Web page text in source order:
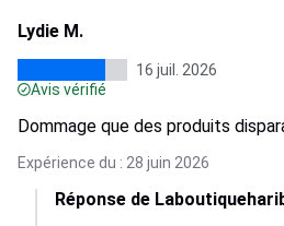
Lydie M.
16 juil. 2026
Avis vérifié
Dommage que des produits
Expérience du : 28 juin 2026
Réponse de